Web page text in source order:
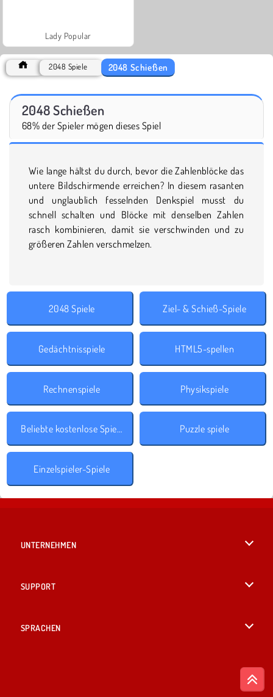
Lady Popular
2048 Spiele 2048 Schießen
2048 Schießen
68% der Spieler mögen dieses Spiel
Wie lange hältst du durch, bevor die Zahlenblöcke das
untere Bildschirmende erreichen? In diesem rasanten
und unglaublich fesselnden Denkspiel musst du
schnell schalten und Blöcke mit denselben Zahlen
rasch kombinieren, damit sie verschwinden und zu
größeren Zahlen verschmelzen.
2048 Spiele Ziel- & Schieß-Spiele
Gedächtnisspiele HTML5-spellen
Rechnenspiele Physikspiele
Beliebte kostenlose Spiele Puzzle spiele
Einzelspieler-Spiele
UNTERNEHMEN
SUPPORT
SPRACHEN